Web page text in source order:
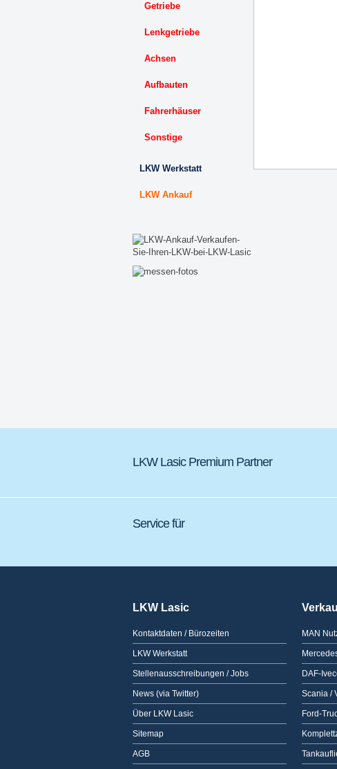
Getriebe
Lenkgetriebe
Achsen
Aufbauten
Fahrerhäuser
Sonstige
LKW Werkstatt
LKW Ankauf
LKW Lasic Premium Partner
Service für
LKW Lasic
Kontaktdaten / Bürozeiten
LKW Werkstatt
Stellenausschreibungen / Jobs
News (via Twitter)
Über LKW Lasic
Sitemap
AGB
MAN
DAF-
Scania /
Ford-